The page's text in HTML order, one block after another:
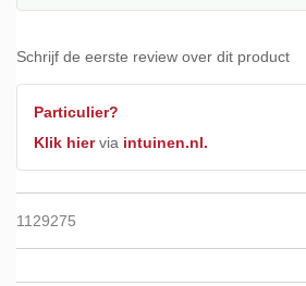
Schrijf de eerste review over dit product
Particulier?
Klik hiervia intuinen.nl.
1129275